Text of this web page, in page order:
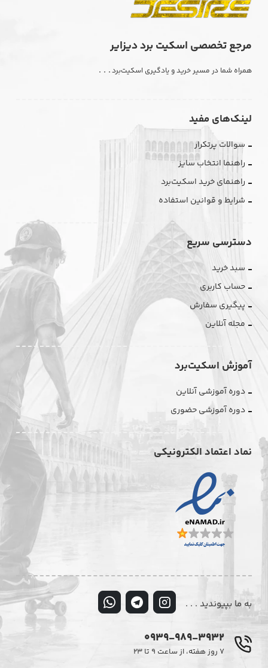
مرجع تخصصی اسکیت برد دیزایر
همراه شما در مسیر خرید و یادگیری اسکیت‌برد. . .
لینک‌های مفید
سوالات پرتکرار
راهنما انتخاب سایز
راهنمای خرید اسکیت‌برد
شرایط و قوانین استفاده
دسترسی سریع
سبد خرید
حساب کاربری
پیگیری سفارش
مجله آنلاین
آموزش اسکیت‌برد
دوره آموزشی آنلاین
دوره آموزشی حضوری
نماد اعتماد الکترونیکی
به ما بپیوندید . . .
0939-989-3932
۷ روز هفته، از ساعت ۹ تا ۲۳